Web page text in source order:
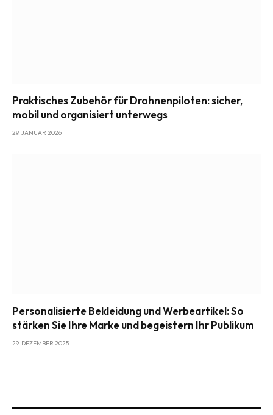
Praktisches Zubehör für Drohnenpiloten: sicher,
mobil und organisiert unterwegs
29. JANUAR 2026
Personalisierte Bekleidung und Werbeartikel: So
stärken Sie Ihre Marke und begeistern Ihr Publikum
29. DEZEMBER 2025